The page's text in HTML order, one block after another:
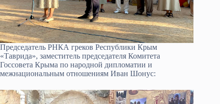
Председатель РНКА греков Республики Крым
«Таврида», заместитель председателя Комитета
Госсовета Крыма по народной дипломатии и
межнациональным отношениям Иван Шонус: